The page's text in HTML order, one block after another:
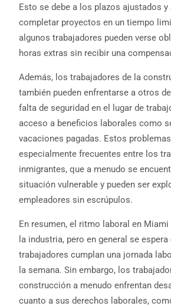
Esto se debe a los plazos ajustados y
completar proyectos en un tiempo
algunos trabajadores pueden verse
horas extras sin recibir una
Además, los trabajadores de la
también pueden enfrentarse a otros
falta de seguridad en el lugar de
acceso a beneficios laborales como
vacaciones pagadas. Estos
especialmente frecuentes entre los
inmigrantes, que a menudo se
situación vulnerable y pueden ser
empleadores sin escrúpulos.
En resumen, el ritmo laboral en Miami
la industria, pero en general se
trabajadores cumplan una jornada
la semana. Sin embargo, los
construcción a menudo enfrentan
cuanto a sus derechos laborales,